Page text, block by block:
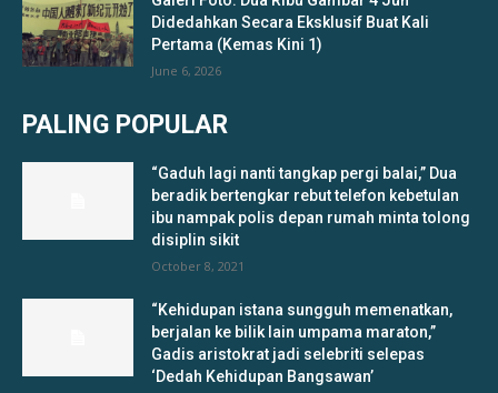
Didedahkan Secara Eksklusif Buat Kali
Pertama (Kemas Kini 1)
June 6, 2026
PALING POPULAR
“Gaduh lagi nanti tangkap pergi balai,” Dua
beradik bertengkar rebut telefon kebetulan
ibu nampak polis depan rumah minta tolong
disiplin sikit
October 8, 2021
“Kehidupan istana sungguh memenatkan,
berjalan ke bilik lain umpama maraton,”
Gadis aristokrat jadi selebriti selepas
‘Dedah Kehidupan Bangsawan’